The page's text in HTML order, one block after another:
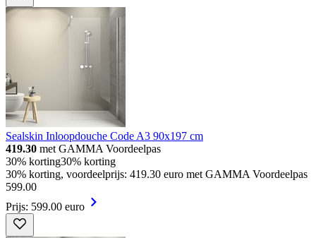
Sealskin Inloopdouche Code A3 90x197 cm
419.30 met GAMMA Voordeelpas
30% korting30% korting
30% korting, voordeelprijs: 419.30 euro met GAMMA Voordeelpas
599.00
Prijs: 599.00 euro